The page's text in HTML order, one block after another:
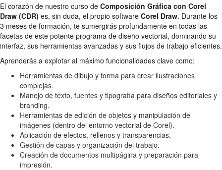
El corazón de nuestro curso de Composición Gráfica con Corel
Draw (CDR) es, sin duda, el propio software Corel Draw. Durante los
3 meses de formación, te sumergirás profundamente en todas las
facetas de este potente programa de diseño vectorial, dominando su
interfaz, sus herramientas avanzadas y sus flujos de trabajo eficientes.
Aprenderás a explotar al máximo funcionalidades clave como:
Herramientas de dibujo y forma para crear ilustraciones
complejas.
Manejo de texto, fuentes y tipografía para diseños editoriales y
branding.
Herramientas de edición de objetos y manipulación de
imágenes (dentro del entorno vectorial de Corel).
Aplicación de efectos, rellenos y transparencias.
Gestión de capas y organización del trabajo.
Creación de documentos multipágina y preparación para
impresión.